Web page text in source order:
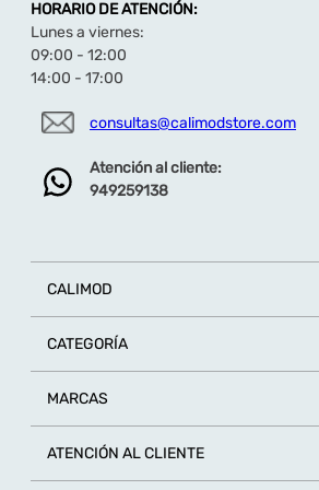
HORARIO DE ATENCIÓN:
Lunes a viernes:
09:00 - 12:00
14:00 - 17:00
consultas@calimodstore.com
Atención al cliente:
949259138
CALIMOD
CATEGORÍA
MARCAS
ATENCIÓN AL CLIENTE